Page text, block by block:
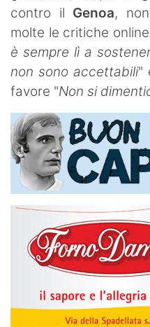
contro il Genoa,
molte le critiche
è sempre lì a
non sono accettabili"
favore "Non si